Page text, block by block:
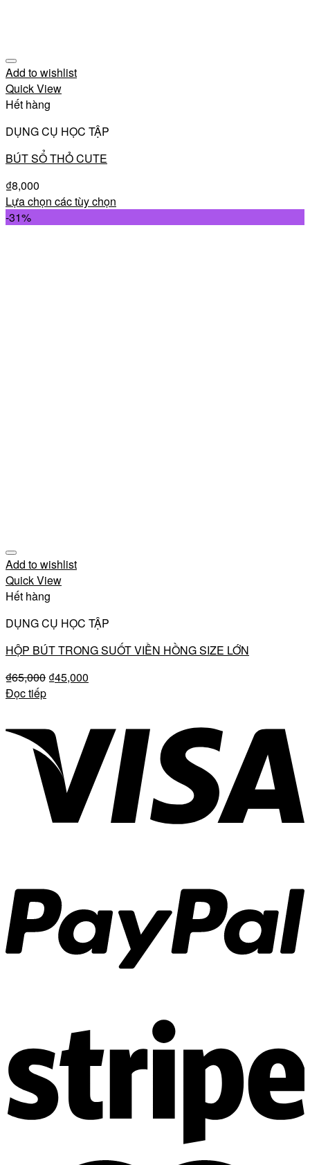
Add to wishlist
Quick View
Hết hàng
DỤNG CỤ HỌC TẬP
BÚT SỔ THỎ CUTE
₫8,000
Lựa chọn các tùy chọn
-31%
Add to wishlist
Quick View
Hết hàng
DỤNG CỤ HỌC TẬP
HỘP BÚT TRONG SUỐT VIỀN HỒNG SIZE LỚN
₫65,000 ₫45,000
Đọc tiếp